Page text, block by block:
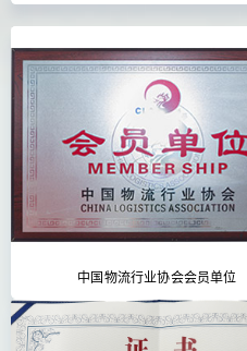
中国物流行业协会会员单位